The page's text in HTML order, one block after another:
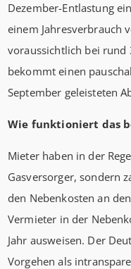
Dezember-Entlastung
einem Jahresverbrauch
voraussichtlich bei rund
bekommt einen
September geleisteten
Wie funktioniert das
Mieter haben in der
Gasversorger, sondern
den Nebenkosten an
Vermieter in der
Jahr ausweisen. Der
Vorgehen als